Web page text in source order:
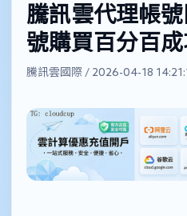
騰訊雲代理帳
號購買百分百
騰訊雲國際 / 2026-04-18